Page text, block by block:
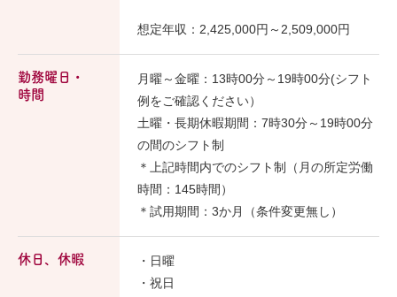
想定年収：2,425,000円～2,509,000円
勤務曜日・
時間
月曜～金曜：13時00分～19時00分(シフト
例をご確認ください）
土曜・長期休暇期間：7時30分～19時00分
の間のシフト制
＊上記時間内でのシフト制（月の所定労働
時間：145時間）
＊試用期間：3か月（条件変更無し）
休日、休暇
・日曜
・祝日